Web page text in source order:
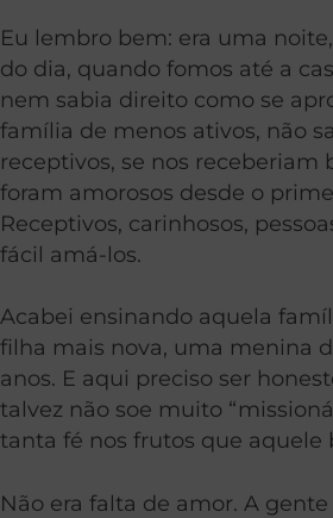
Eu lembro bem: era uma
do dia, quando fomos até a
nem sabia direito como se
família de menos ativos, não
receptivos, se nos receberiam
foram amorosos desde o
Receptivos, carinhosos,
fácil amá-los.
Acabei ensinando aquela
filha mais nova, uma menina
anos. E aqui preciso ser
talvez não soe muito
tanta fé nos frutos que aquele
Não era falta de amor. A